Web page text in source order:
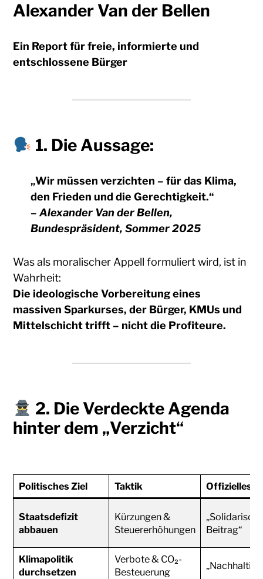
Alexander Van der Bellen
Ein Report für freie, informierte und
entschlossene Bürger
1. Die Aussage:
„Wir müssen verzichten – für das Klima,
den Frieden und die Gerechtigkeit.“
–Alexander Van der Bellen,
Bundespräsident, Sommer 2025
Was als moralischer Appell formuliert wird, ist in
Wahrheit:
Die ideologische Vorbereitung eines
massiven Sparkurses, der Bürger, KMUs und
Mittelschicht trifft – nicht die Profiteure.
2. Die Verdeckte Agenda
hinter dem „Verzicht“
Politisches Ziel Taktik Offizielles
Staatsdefizit
abbauen
Kürzungen &
Steuererhöhungen
Beitrag“
Klimapolitik
durchsetzen
Verbote & CO₂-
Besteuerung